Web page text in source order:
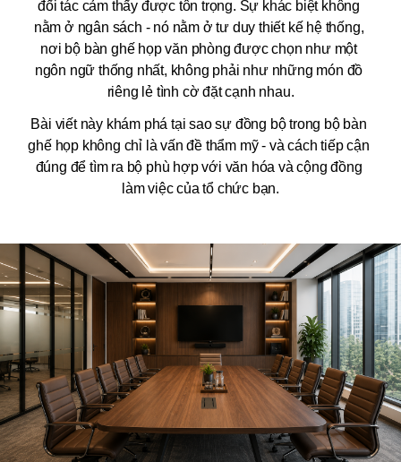
đối tác cảm thấy được tôn trọng. Sự khác biệt không
nằm ở ngân sách - nó nằm ở tư duy thiết kế hệ thống,
nơi bộ bàn ghế họp văn phòng được chọn như một
ngôn ngữ thống nhất, không phải như những món đồ
riêng lẻ tình cờ đặt cạnh nhau.
Bài viết này khám phá tại sao sự đồng bộ trong bộ bàn
ghế họp không chỉ là vấn đề thẩm mỹ - và cách tiếp cận
đúng để tìm ra bộ phù hợp với văn hóa và cộng đồng
làm việc của tổ chức bạn.